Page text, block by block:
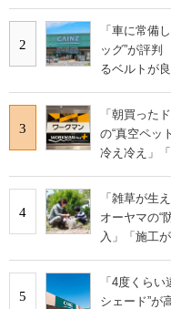
2
「車に常備
ッグ”が評
るベルトが良
3
「朝買った
の“真空ペッ
冷え冷え」
4
「雑草が生
オーヤマの“
入」「施工
5
「4度くら
シェード”が